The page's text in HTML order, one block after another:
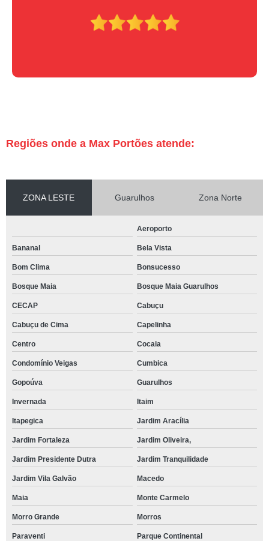
Regiões onde a Max Portões atende:
ZONA LESTE Guarulhos Zona Norte
Aeroporto
Bananal Bela Vista
Bom Clima Bonsucesso
Bosque Maia Bosque Maia Guarulhos
CECAP Cabuçu
Cabuçu de Cima Capelinha
Centro Cocaia
Condomínio Veigas Cumbica
Gopoúva Guarulhos
Invernada Itaim
Itapegica Jardim Aracília
Jardim Fortaleza Jardim Oliveira,
Jardim Presidente Dutra Jardim Tranquilidade
Jardim Vila Galvão Macedo
Maia Monte Carmelo
Morro Grande Morros
Paraventi Parque Continental